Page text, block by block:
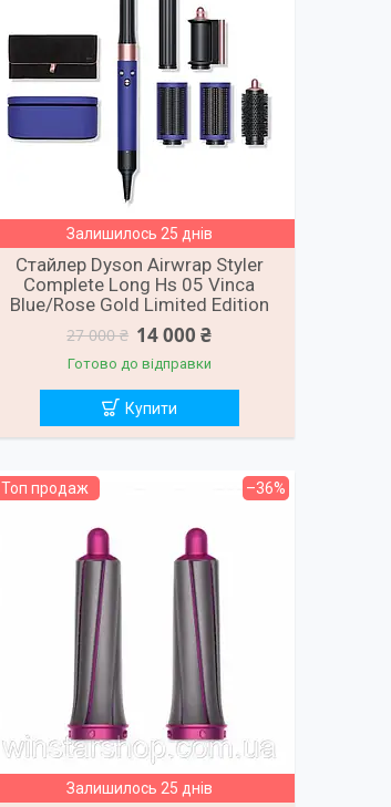
Залишилось 25 днів
Cтайлер Dyson Airwrap Styler
Complete Long Hs 05 Vinca
Blue/Rose Gold Limited Edition
27 000 ₴ 14 000 ₴
Готово до відправки
Купити
Топ продаж –36%
Залишилось 25 днів